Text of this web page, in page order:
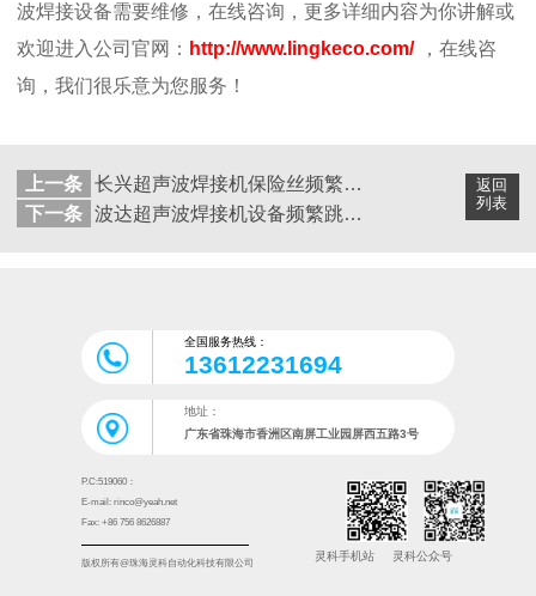
波焊接设备需要维修，在线咨询，更多详细内容为你讲解或
欢迎进入公司官网： http://www.lingkeco.com/
，在线咨
询，我们很乐意为您服务！
返回
列表
上一条
长兴超声波焊接机保险丝频繁熔断：故障维修指南
下一条
波达超声波焊接机设备频繁跳闸,如何准确判断与维修？
全国服务热线：
13612231694
地址：
广东省珠海市香洲区南屏工业园屏西五路3号
P.C:519060：
E-mail: rinco@yeah.net
Fax: +86 756 8626887
版权所有@珠海灵科自动化科技有限公司
灵科手机站 灵科公众号